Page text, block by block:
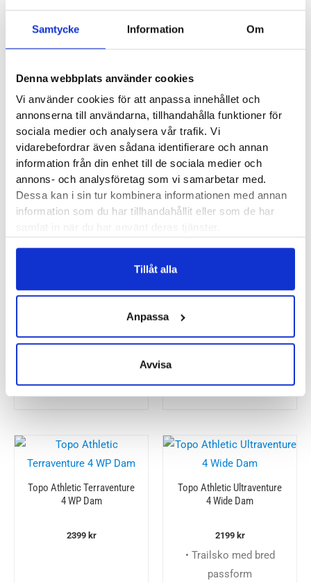
Samtycke Information Om
Denna webbplats använder cookies
Vi använder cookies för att anpassa innehållet och
annonserna till användarna, tillhandahålla funktioner för
sociala medier och analysera vår trafik. Vi
vidarebefordrar även sådana identifierare och annan
information från din enhet till de sociala medier och
annons- och analysföretag som vi samarbetar med.
Dessa kan i sin tur kombinera informationen med annan
information som du har tillhandahållit eller som de har
samlat in när du har använt deras tjänster.
Tillåt alla
Anpassa
Avvisa
1699
• Grymt grepp i terrängen
• Snabbtorkande
On Cloudultra Dam
2000kr
Saucony Peregrine 14 Dam
Scott Kinabalu 3 Dam
1900kr
Scott Supertrac 3 Dam
1700krDet
ursprungliga
1190krDet
nuvarande
Topo Athletic Terraventure
4 WP Dam
2399 kr
Topo Athletic Ultraventure
4 Wide Dam
2199 kr
• Trailsko med bred
passform